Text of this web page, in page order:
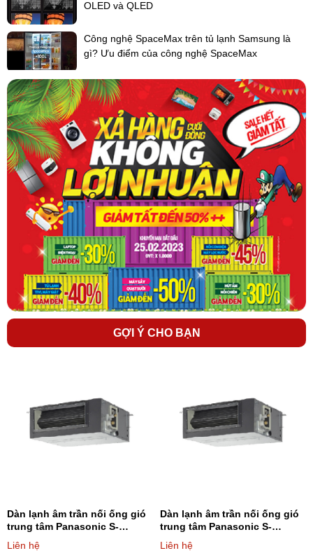
được phân phối bởi Điện máy 247 trực tiếp trên
website:dienmayonline247.com
OLED và QLED
Công nghệ SpaceMax trên tủ lạnh Samsung là
gì? Ưu điểm của công nghệ SpaceMax
GỢI Ý CHO BẠN
Dàn lạnh âm trần nối ống gió
trung tâm Panasonic S-
22MF2E5A8 7.500BTU - Loại 2
Liên hệ
Dàn lạnh âm trần nối ống gió
trung tâm Panasonic S-
28MF2E5A8 9.600BTU - Loại 2
Liên hệ